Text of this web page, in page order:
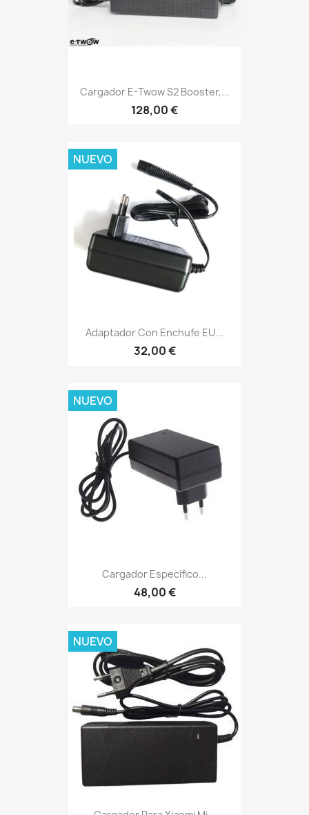
Cargador E-Twow S2 Booster,...
128,00 €
Adaptador Con Enchufe EU...
32,00 €
NUEVO
Cargador Específico...
48,00 €
NUEVO
NUEVO